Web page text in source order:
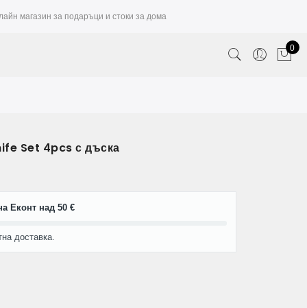
магазин за подаръци и стоки за дома
0
Set 4pcs с дъска
Еконт над 50 €
доставка.